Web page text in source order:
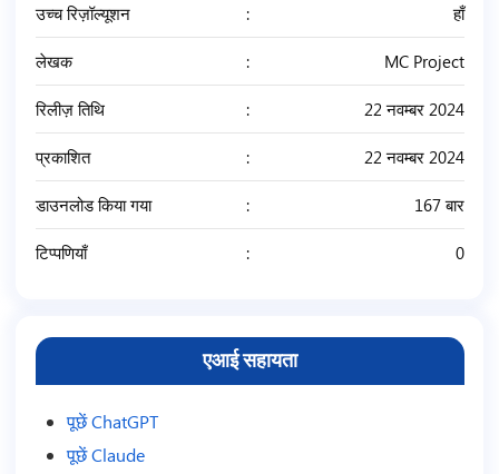
उच्च रिज़ॉल्यूशन हाँ
लेखक MC Project
रिलीज़ तिथि 22 नवम्बर 2024
प्रकाशित 22 नवम्बर 2024
डाउनलोड किया गया 167 बार
टिप्पणियाँ 0
एआई सहायता
पूछें ChatGPT
पूछें Claude